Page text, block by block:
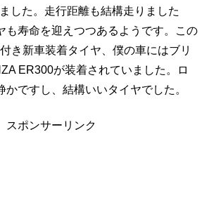
した。走行距離も結構走りました
も寿命を迎えつつあるようです。この
き新車装着タイヤ、僕の車にはブリ
ER300が装着されていました。ロ
かですし、結構いいタイヤでした。
スポンサーリンク